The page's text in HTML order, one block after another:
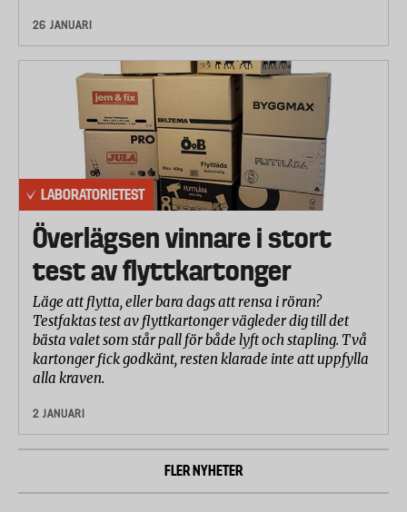
26 JANUARI
LABORATORIETEST
Överlägsen vinnare i stort
test av flyttkartonger
Läge att flytta, eller bara dags att rensa i röran?
Testfaktas test av flyttkartonger vägleder dig till det
bästa valet som står pall för både lyft och stapling. Två
kartonger fick godkänt, resten klarade inte att uppfylla
alla kraven.
2 JANUARI
FLER NYHETER